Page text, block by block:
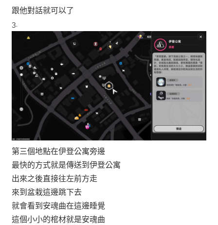
跟他對話就可以了
3.
第三個地點在伊登公寓旁邊
最快的方式就是傳送到伊登公寓
出來之後直接往左前方走
來到盆栽這邊跳下去
就會看到安魂曲在這邊睡覺
這個小小的棺材就是安魂曲